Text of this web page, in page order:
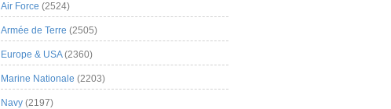
Air Force (2524)
Armée de Terre (2505)
Europe & USA(2360)
Marine Nationale (2203)
Navy (2197)